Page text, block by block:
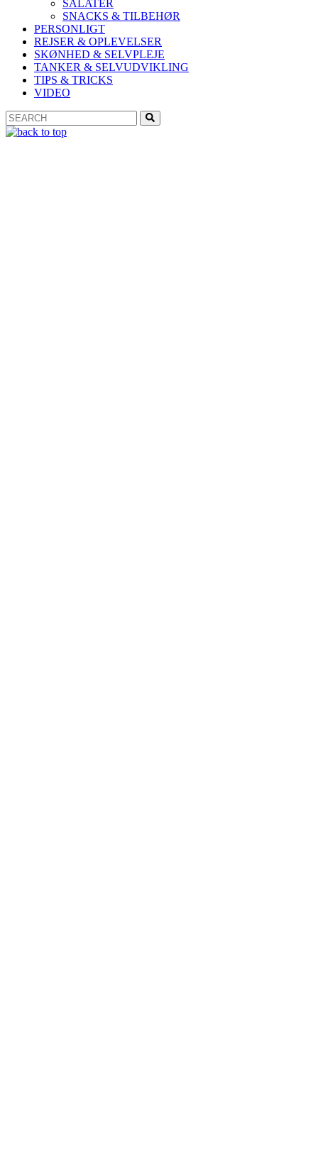
SALATER
SNACKS & TILBEHØR
PERSONLIGT
REJSER & OPLEVELSER
SKØNHED & SELVPLEJE
TANKER & SELVUDVIKLING
TIPS & TRICKS
VIDEO
Search
for: